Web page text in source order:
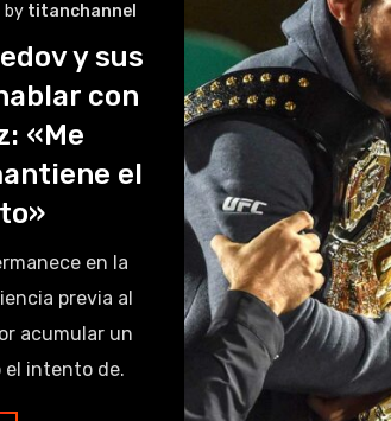
by titanchannel
y sus
con
«Me
el
en la
previa al
acumular un
el intento de.